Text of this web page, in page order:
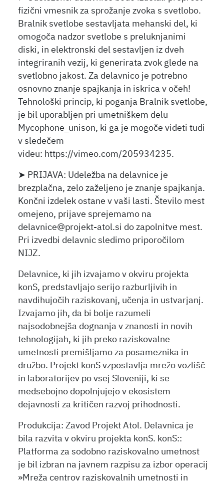
fizični vmesnik za sprožanje zvoka s svetlobo.
Bralnik svetlobe sestavljata mehanski del, ki
omogoča nadzor svetlobe s preluknjanimi
diski, in elektronski del sestavljen iz dveh
integriranih vezij, ki generirata zvok glede na
svetlobno jakost. Za delavnico je potrebno
osnovno znanje spajkanja in iskrica v očeh!
Tehnološki princip, ki poganja Bralnik svetlobe,
je bil uporabljen pri umetniškem delu
Mycophone_unison, ki ga je mogoče videti tudi
v sledečem
videu: https://vimeo.com/205934235.
➤ PRIJAVA: Udeležba na delavnice je
brezplačna, zelo zaželjeno je znanje spajkanja.
Končni izdelek ostane v vaši lasti. Število mest
omejeno, prijave sprejemamo na
delavnice@projekt-atol.si do zapolnitve mest.
Pri izvedbi delavnic sledimo priporočilom
NIJZ.
Delavnice, ki jih izvajamo v okviru projekta
konS, predstavljajo serijo razburljivih in
navdihujočih raziskovanj, učenja in ustvarjanj.
Izvajamo jih, da bi bolje razumeli
najsodobnejša dognanja v znanosti in novih
tehnologijah, ki jih preko raziskovalne
umetnosti premišljamo za posameznika in
družbo. Projekt konS vzpostavlja mrežo vozlišč
in laboratorijev po vsej Sloveniji, ki se
medsebojno dopolnjujejo v ekosistem
dejavnosti za kritičen razvoj prihodnosti.
Produkcija: Zavod Projekt Atol. Delavnica je
bila razvita v okviru projekta konS. konS::
Platforma za sodobno raziskovalno umetnost
je bil izbran na javnem razpisu za izbor operacij
»Mreža centrov raziskovalnih umetnosti in